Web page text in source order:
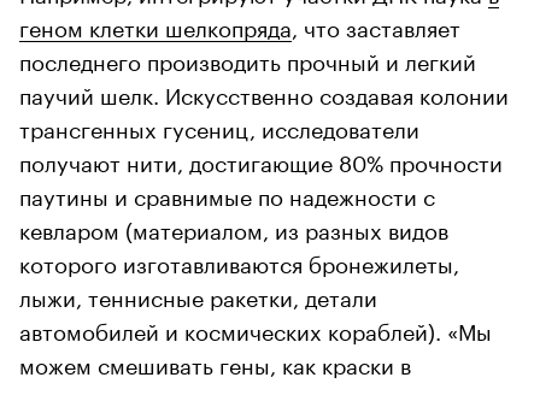
геном клетки шелкопряда , что заставляет
последнего производить прочный и легкий
паучий шелк. Искусственно создавая колонии
трансгенных гусениц, исследователи
получают нити, достигающие 80% прочности
паутины и сравнимые по надежности с
кевларом (материалом, из разных видов
которого изготавливаются бронежилеты,
лыжи, теннисные ракетки, детали
автомобилей и космических кораблей). «Мы
можем смешивать гены, как краски в